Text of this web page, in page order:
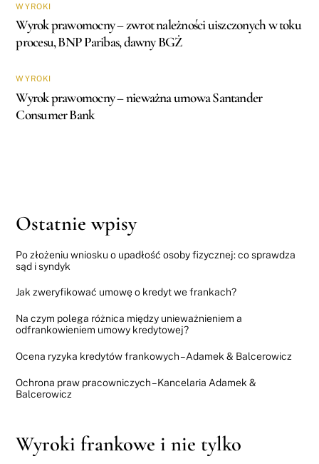
WYROKI
Wyrok prawomocny – zwrot należności uiszczonych w toku
procesu, BNP Paribas, dawny BGŻ
WYROKI
Wyrok prawomocny – nieważna umowa Santander
Consumer Bank
Ostatnie wpisy
Po złożeniu wniosku o upadłość osoby fizycznej: co sprawdza
sąd i syndyk
Jak zweryfikować umowę o kredyt we frankach?
Na czym polega różnica między unieważnieniem a
odfrankowieniem umowy kredytowej?
Ocena ryzyka kredytów frankowych – Adamek & Balcerowicz
Ochrona praw pracowniczych – Kancelaria Adamek &
Balcerowicz
Wyroki frankowe i nie tylko